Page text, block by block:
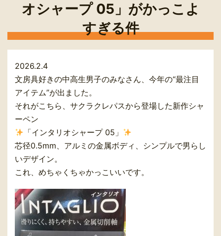
オシャープ 05」がかっこよ
すぎる件
2026.2.4
文房具好きの中高生男子のみなさん、今年の“最注目
アイテム”が出ました。
それがこちら、サクラクレパスから登場した新作シャ
ーペン
「インタリオシャープ 05」
芯径0.5mm、アルミの金属ボディ、シンプルで男らし
いデザイン。
これ、めちゃくちゃかっこいいです。